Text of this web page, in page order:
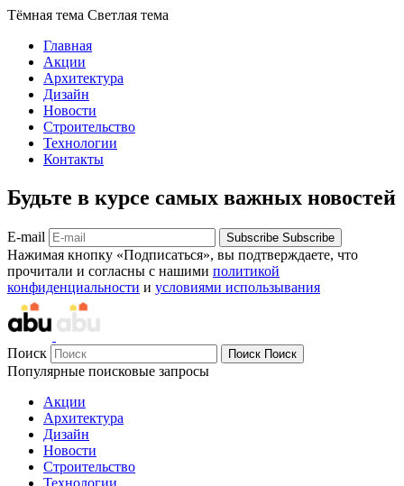
Тёмная тема Светлая тема
Главная
Акции
Архитектура
Дизайн
Новости
Строительство
Технологии
Контакты
Будьте в курсе самых важных новостей
E-mail Subscribe Subscribe
Нажимая кнопку «Подписаться», вы подтверждаете, что
прочитали и согласны с нашими политикой
конфиденциальности и условиями использывания
Поиск Поиск Поиск
Популярные поисковые запросы
Акции
Архитектура
Дизайн
Новости
Строительство
Технологии